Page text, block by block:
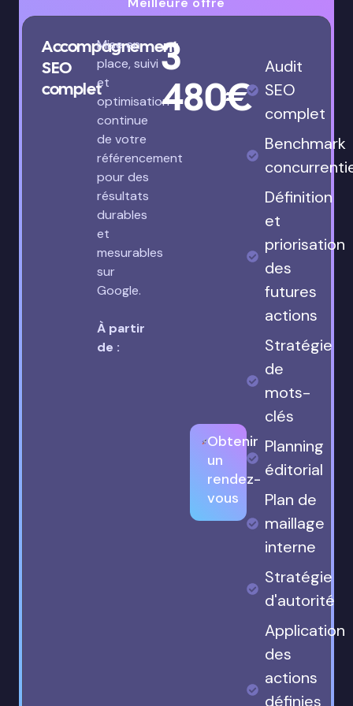
Accompagnement
SEO
complet
Mise en
place, suivi
et
optimisation
continue
de votre
référencement
pour des
résultats
durables
et
mesurables
sur
Google.
À partir
de :
3
480€
Obtenir
un
rendez-
vous
Audit
SEO
complet
Benchmark
Définition
et
priorisation
des
futures
actions
Stratégie
de
mots-
clés
Planning
éditorial
Plan de
maillage
interne
Stratégie
d'autorité
Application
des
actions
définies